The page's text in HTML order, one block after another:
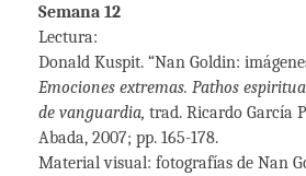
Semana 12
Lectura:
Donald Kuspit. “Nan Goldin:
Emociones extremas. Pathos
de vanguardia, trad. Ricardo García
Abada, 2007; pp. 165-178.
Material visual: fotografías de Nan